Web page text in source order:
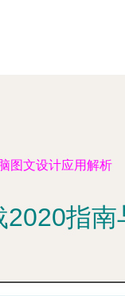
图文设计应用解析
指